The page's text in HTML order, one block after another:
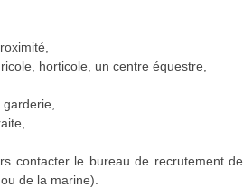
horticole, un centre équestre,
contacter le bureau de recrutement de
de la marine).